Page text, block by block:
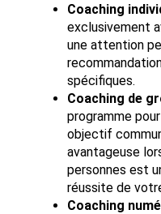
Coaching
exclusivement
une attention
spécifiques.
Coaching de
programme
objectif
avantageuse
personnes est
réussite de
Coaching